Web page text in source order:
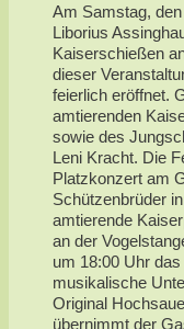
Am Samstag,
Liborius
Kaiserschießen
dieser
feierlich eröffnet.
amtierenden
sowie des
Leni Kracht. Die
Platzkonzert am
Schützenbrüder
amtierende
an der
um 18:00 Uhr
musikalische
Original
übernimmt der